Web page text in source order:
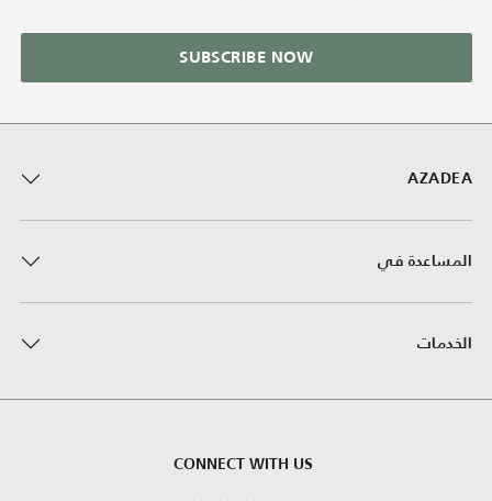
AZADEA
المساعدة في
الخدمات
CONNECT WITH US
SUBSCRIBE NOW